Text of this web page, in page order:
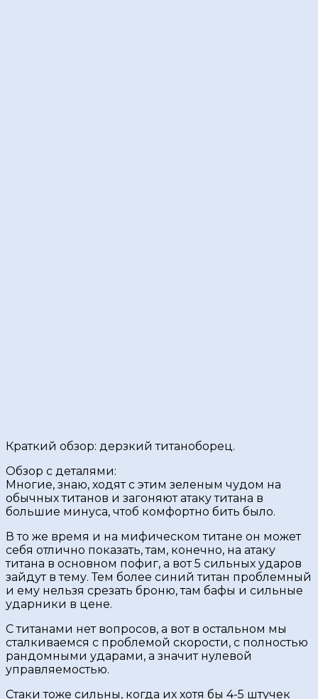
Краткий обзор: дерзкий титаноборец.
Обзор с деталями:
Многие, знаю, ходят с этим зеленым чудом на
обычных титанов и загоняют атаку титана в
большие минуса, чтоб комфортно бить было.
В то же время и на мифическом титане он может
себя отлично показать, там, конечно, на атаку
титана в основном пофиг, а вот 5 сильных ударов
зайдут в тему. Тем более синий титан проблемный
и ему нельзя срезать броню, там бафы и сильные
ударники в цене.
С титанами нет вопросов, а вот в остальном мы
сталкиваемся с проблемой скорости, с полностью
рандомными ударами, а значит нулевой
управляемостью.
Стаки тоже сильны, когда их хотя бы 4-5 штучек